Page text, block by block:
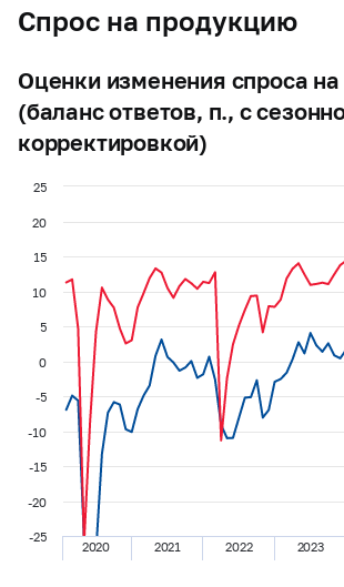
Спрос на продукцию
Оценки изменения спроса
(баланс ответов, п., с
корректировкой)
2020 2021 2022 2023
-25
-20
-15
-10
-5
0
5
10
15
20
25